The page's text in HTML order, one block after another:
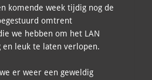
komende week tijdig nog de
omtrent
we hebben om het LAN
en leuk te laten verlopen.
er weer een geweldig